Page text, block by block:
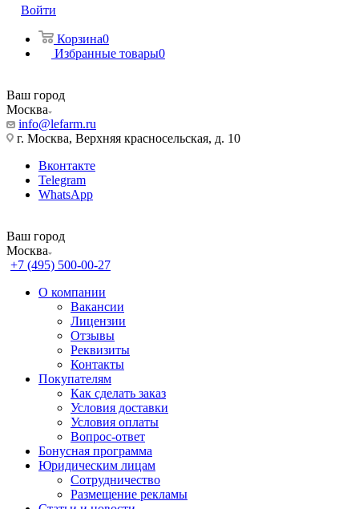
Войти
Корзина0
Избранные товары0
Ваш город
Москва
info@lefarm.ru
г. Москва, Верхняя красносельская, д. 10
Вконтакте
Telegram
WhatsApp
Ваш город
Москва
+7 (495) 500-00-27
О компании
Вакансии
Лицензии
Отзывы
Реквизиты
Контакты
Покупателям
Как сделать заказ
Условия доставки
Условия оплаты
Вопрос-ответ
Бонусная программа
Юридическим лицам
Сотрудничество
Размещение рекламы